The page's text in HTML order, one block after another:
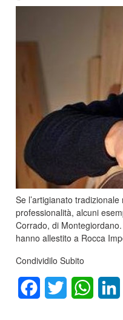
Se l’artigianato
professionalità, alcuni
Corrado, di
hanno allestito a Rocca
Condividilo Subito
FacebookTwitter